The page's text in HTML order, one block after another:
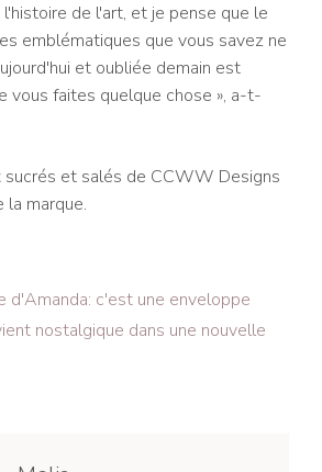
l'histoire de l'art, et je pense que le
emblématiques que vous savez ne
et oubliée demain est
vous faites quelque chose », a-t-
sucrés et salés de CCWW Designs
marque.
d'Amanda: c'est une enveloppe
nostalgique dans une nouvelle